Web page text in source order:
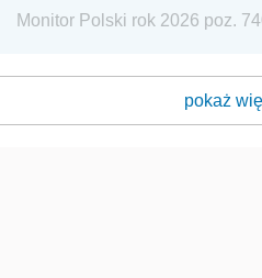
Monitor Polski rok 2026 poz.
pokaż